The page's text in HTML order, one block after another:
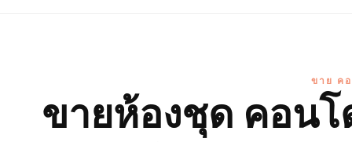
ขาย ค
ขายห้องชุด คอนโ